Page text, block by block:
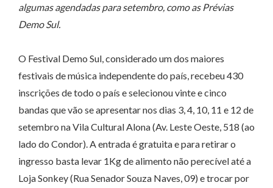
algumas agendadas para setembro, como as Prévias
Demo Sul.
O Festival Demo Sul, considerado um dos maiores
festivais de música independente do país, recebeu 430
inscrições de todo o país e selecionou vinte e cinco
bandas que vão se apresentar nos dias 3, 4, 10, 11 e 12 de
setembro na Vila Cultural Alona (Av. Leste Oeste, 518 (ao
lado do Condor). A entrada é gratuita e para retirar o
ingresso basta levar 1Kg de alimento não perecível até a
Loja Sonkey (Rua Senador Souza Naves, 09) e trocar por